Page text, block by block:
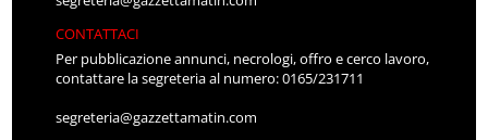
CONTATTACI
Per pubblicazione annunci, necrologi, offro e cerco lavoro,
contattare la segreteria al numero: 0165/231711
segreteria@gazzettamatin.com